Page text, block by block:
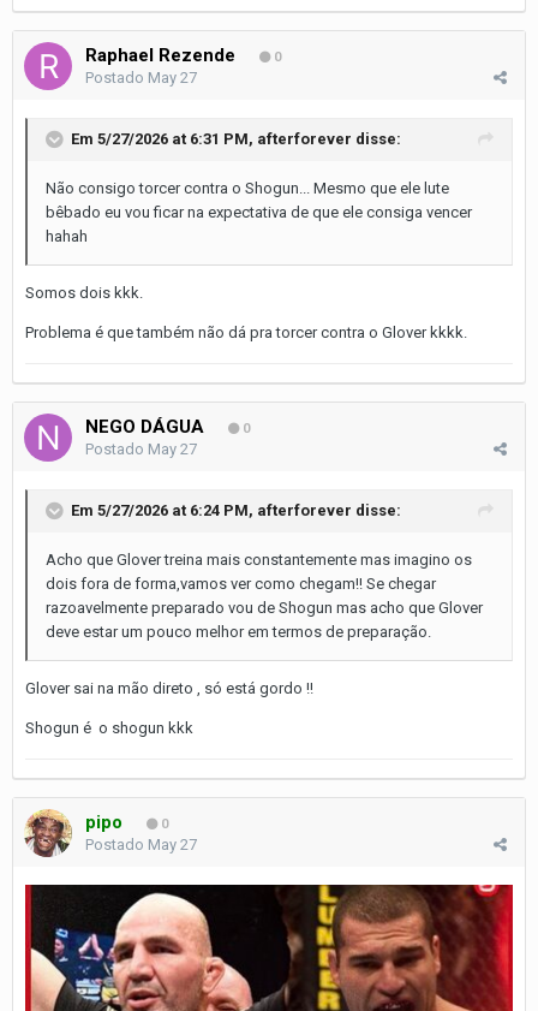
Raphael Rezende 0
Postado May 27
Em 5/27/2026 at 6:31 PM, afterforever disse:
Não consigo torcer contra o Shogun... Mesmo que ele lute
bêbado eu vou ficar na expectativa de que ele consiga vencer
hahah
Somos dois kkk.
Problema é que também não dá pra torcer contra o Glover kkkk.
NEGO DÁGUA 0
Postado May 27
Em 5/27/2026 at 6:24 PM, afterforever disse:
Acho que Glover treina mais constantemente mas imagino os
dois fora de forma,vamos ver como chegam!! Se chegar
razoavelmente preparado vou de Shogun mas acho que Glover
deve estar um pouco melhor em termos de preparação.
Glover sai na mão direto , só está gordo !!
Shogun é o shogun kkk
pipo 0
Postado May 27